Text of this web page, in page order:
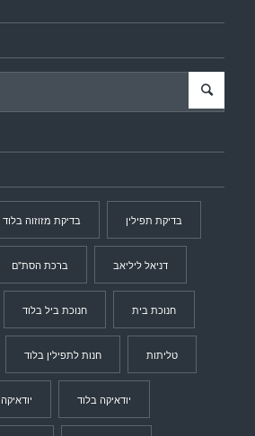
בדיקת מזוזוה בלוד בדיקת תפילין
ברכת הסת"ם דניאל ליליאב
חנוכת ביל בלוד חנוכת בית
חנות לתפילין בלוד טליתות
יודאיקה יודאיקה בלוד